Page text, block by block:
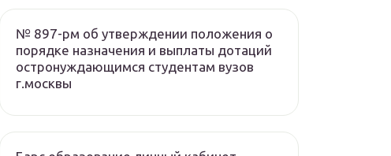
№ 897-рм об утверждении положения о
порядке назначения и выплаты дотаций
остронуждающимся студентам вузов
г.москвы